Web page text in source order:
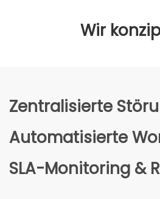
Wir
Zen­tra­li­sier­te
Auto­ma­ti­sier­te
SLA-Moni­to­ring &